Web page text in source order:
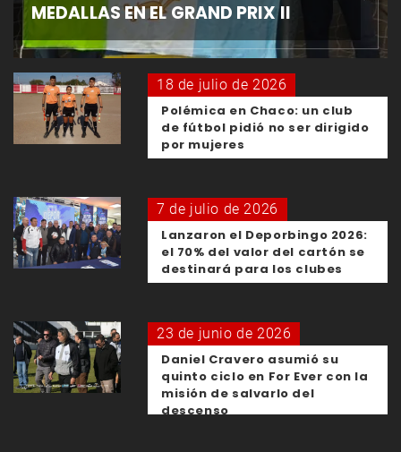
MEDALLAS EN EL GRAND PRIX II
18 de julio de 2026
Polémica en Chaco: un club
de fútbol pidió no ser dirigido
por mujeres
7 de julio de 2026
Lanzaron el Deporbingo 2026:
el 70% del valor del cartón se
destinará para los clubes
23 de junio de 2026
Daniel Cravero asumió su
quinto ciclo en For Ever con la
misión de salvarlo del
descenso